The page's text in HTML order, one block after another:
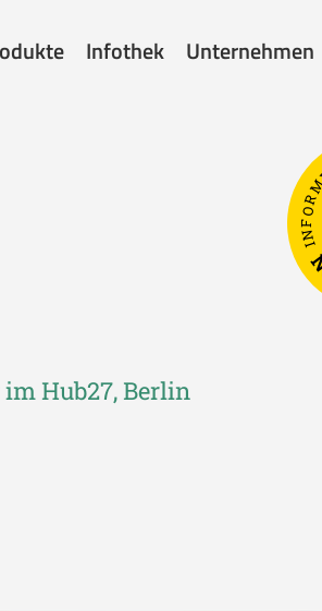
Infothek Unternehmen
im Hub27, Berlin